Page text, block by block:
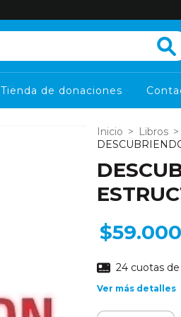
Tienda de donaciones
Inicio > Libros >
$59.000
24 cuotas de
Ver más detalles